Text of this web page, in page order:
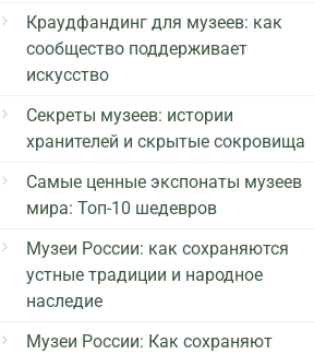
Краудфандинг для музеев: как
сообщество поддерживает
искусство
Секреты музеев: истории
хранителей и скрытые сокровища
Самые ценные экспонаты музеев
мира: Топ-10 шедевров
Музеи России: как сохраняются
устные традиции и народное
наследие
Музеи России: Как сохраняют